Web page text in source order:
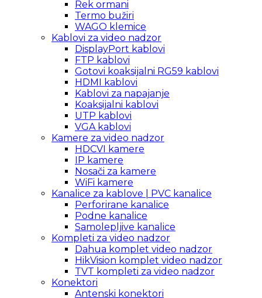
Rek ormani
Termo bužiri
WAGO klemice
Kablovi za video nadzor
DisplayPort kablovi
FTP kablovi
Gotovi koaksijalni RG59 kablovi
HDMI kablovi
Kablovi za napajanje
Koaksijalni kablovi
UTP kablovi
VGA kablovi
Kamere za video nadzor
HDCVI kamere
IP kamere
Nosači za kamere
WiFi kamere
Kanalice za kablove | PVC kanalice
Perforirane kanalice
Podne kanalice
Samolepljive kanalice
Kompleti za video nadzor
Dahua komplet video nadzor
HikVision komplet video nadzor
TVT kompleti za video nadzor
Konektori
Antenski konektori